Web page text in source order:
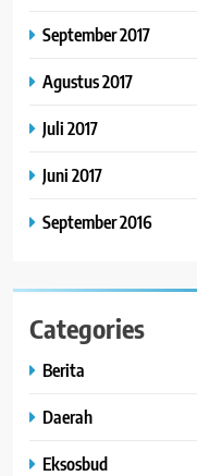
September 2017
Agustus 2017
Juli 2017
Juni 2017
September 2016
Categories
Berita
Daerah
Eksosbud